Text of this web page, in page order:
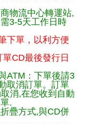
物流中心轉運站,
3-5天工作日時
下單，以利方便
CD最後發行日
ATM：下單後請3
取消訂單。訂單
消,在您收到自動
.
疊方式,與CD併